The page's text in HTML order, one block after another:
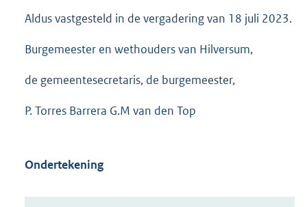
Aldus vastgesteld in de vergadering van 18 juli 2023.
Burgemeester en wethouders van Hilversum,
de gemeentesecretaris, de burgemeester,
P. Torres Barrera G.M van den Top
Ondertekening